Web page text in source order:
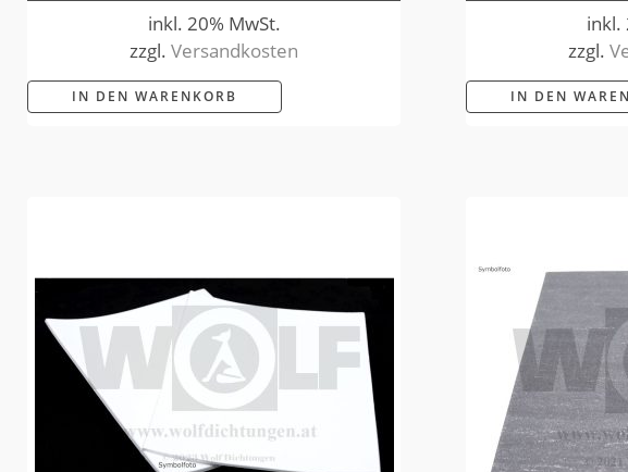
inkl. 20% MwSt.
zzgl.Versandkosten
IN DEN WARENKORB
inkl.
zzgl.
IN DEN